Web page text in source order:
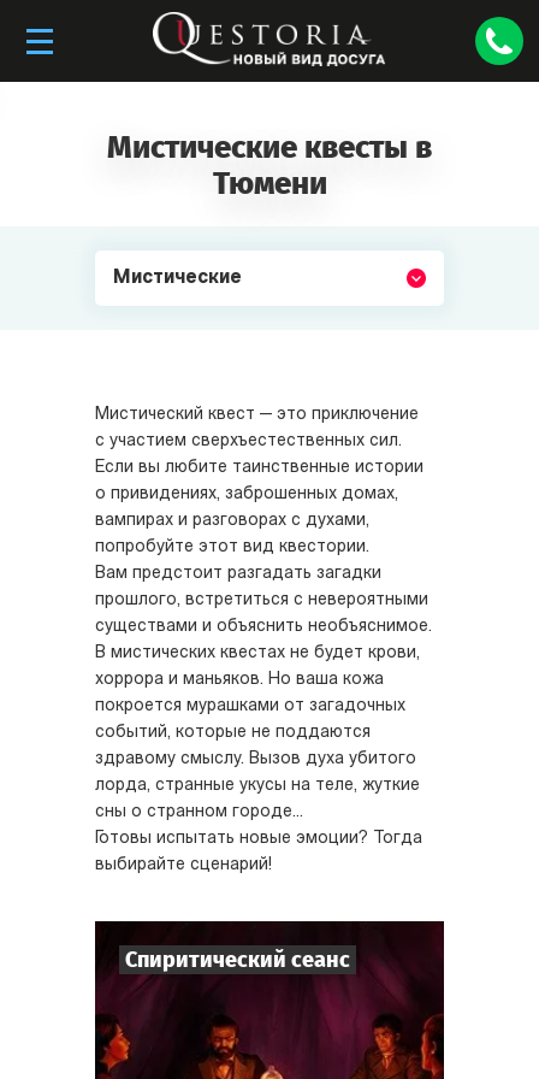
Мистические квесты в
Тюмени
Мистические
Мистический квест — это приключение
с участием сверхъестественных сил.
Если вы любите таинственные истории
о привидениях, заброшенных домах,
вампирах и разговорах с духами,
попробуйте этот вид квестории.
Вам предстоит разгадать загадки
прошлого, встретиться с невероятными
существами и объяснить необъяснимое.
В мистических квестах не будет крови,
хоррора и маньяков. Но ваша кожа
покроется мурашками от загадочных
событий, которые не поддаются
здравому смыслу. Вызов духа убитого
лорда, странные укусы на теле, жуткие
сны о странном городе...
Готовы испытать новые эмоции? Тогда
выбирайте сценарий!
Спиритический сеанс
Игроков